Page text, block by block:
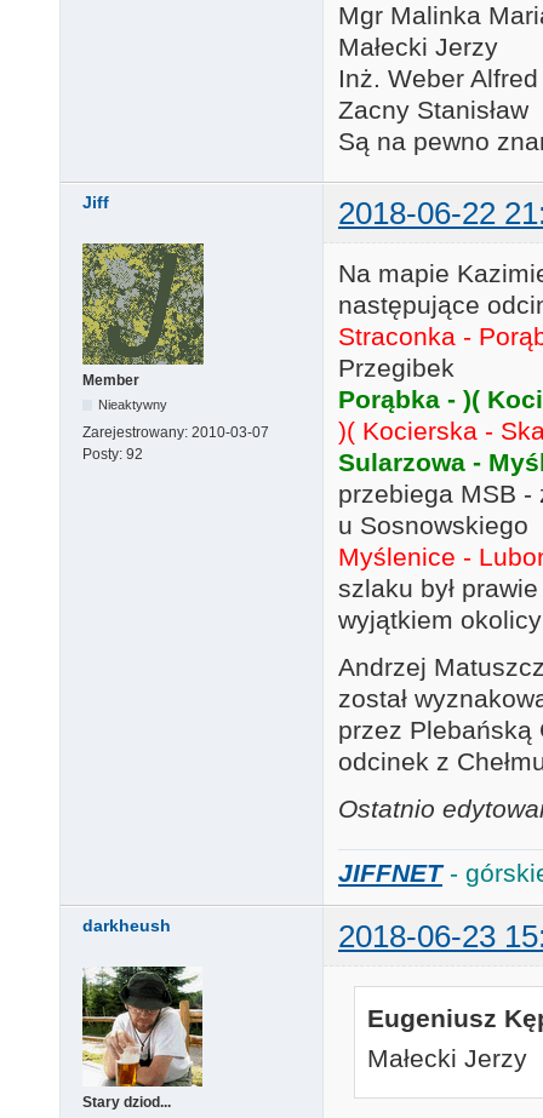
Mgr Malinka
Małecki Jerzy
Inż. Weber Alfred
Zacny Stanisław
Są na pewno
Jiff 2018-06-22
Member
Nieaktywny
Zarejestrowany: 2010-03-07
Posty: 92
Na mapie
następujące
Straconka -
Przegibek
Porąbka - )(
)( Kocierska -
Sularzowa -
przebiega MSB
u Sosnowskiego
Myślenice -
szlaku był
wyjątkiem
Andrzej
został
przez Plebańską
odcinek z
Ostatnio
JIFFNET-
darkheush 2018-06-23
Stary dziod...
Eugeniusz
Małecki Jerzy